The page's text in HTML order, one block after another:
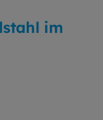
im